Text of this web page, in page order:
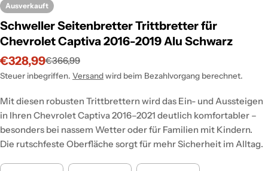
Ausverkauft
Schweller Seitenbretter Trittbretter für
Chevrolet Captiva 2016-2019 Alu Schwarz
Verkaufspreis
€328,99
Regulärer
Preis
€366,99
Steuer inbegriffen. Versandwird beim Bezahlvorgang berechnet.
Mit diesen robusten Trittbrettern wird das Ein- und Aussteigen
in Ihren Chevrolet Captiva 2016–2021 deutlich komfortabler –
besonders bei nassem Wetter oder für Familien mit Kindern.
Die rutschfeste Oberfläche sorgt für mehr Sicherheit im Alltag.